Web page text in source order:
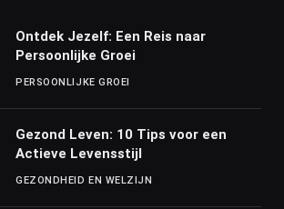
Ontdek Jezelf: Een Reis naar
Persoonlijke Groei
PERSOONLIJKE GROEI
Gezond Leven: 10 Tips voor een
Actieve Levensstijl
GEZONDHEID EN WELZIJN